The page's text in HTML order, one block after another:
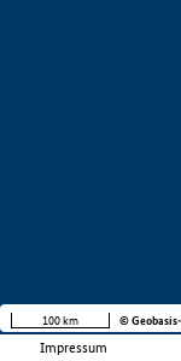
Impressum
100 km ©